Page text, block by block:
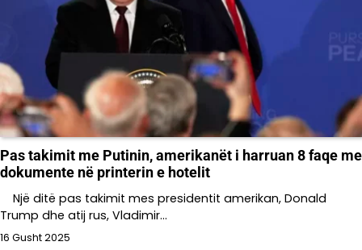
Pas takimit me Putinin, amerikanët i harruan 8 faqe me
dokumente në printerin e hotelit
Një ditë pas takimit mes presidentit amerikan, Donald
Trump dhe atij rus, Vladimir…
16 Gusht 2025